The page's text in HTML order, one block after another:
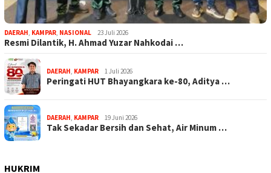
DAERAH, KAMPAR, NASIONAL 23 Juli 2026
Resmi Dilantik, H. Ahmad Yuzar Nahkodai …
DAERAH, KAMPAR 1 Juli 2026
Peringati HUT Bhayangkara ke-80, Aditya …
DAERAH, KAMPAR 19 Juni 2026
Tak Sekadar Bersih dan Sehat, Air Minum …
HUKRIM